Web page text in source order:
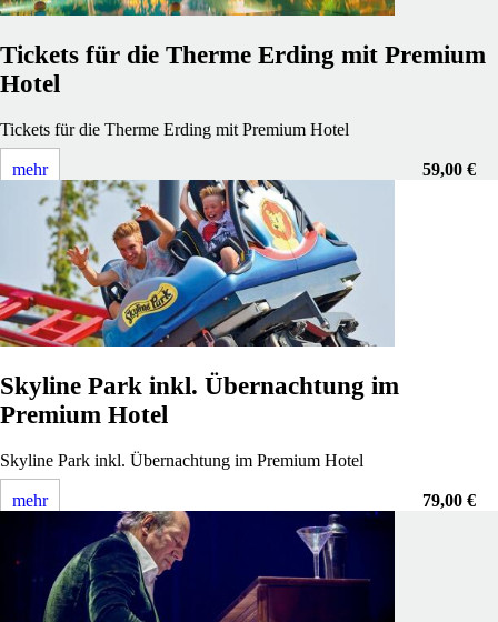
Tickets für die Therme Erding mit Premium
Hotel
Tickets für die Therme Erding mit Premium Hotel
59,00 €
mehr
Skyline Park inkl. Übernachtung im
Premium Hotel
Skyline Park inkl. Übernachtung im Premium Hotel
79,00 €
mehr